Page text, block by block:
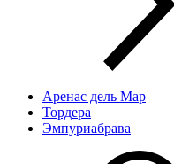
Аренас дель Мар
Тордера
Эмпуриабрава